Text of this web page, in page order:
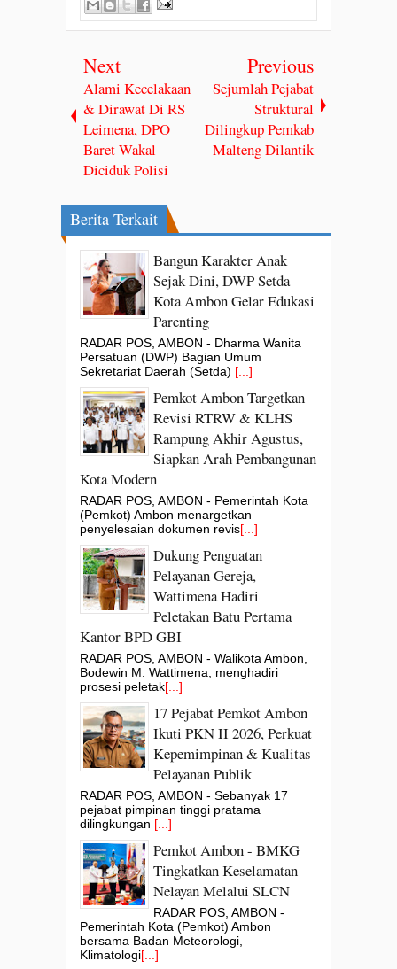
Next
Alami Kecelakaan
& Dirawat Di RS
Leimena, DPO
Baret Wakal
Diciduk Polisi
Previous
Sejumlah Pejabat
Struktural
Dilingkup Pemkab
Malteng Dilantik
Berita Terkait
Bangun Karakter Anak
Sejak Dini, DWP Setda
Kota Ambon Gelar Edukasi
Parenting
RADAR POS, AMBON - Dharma Wanita
Persatuan (DWP) Bagian Umum
Sekretariat Daerah (Setda) [...]
Pemkot Ambon Targetkan
Revisi RTRW & KLHS
Rampung Akhir Agustus,
Siapkan Arah Pembangunan
Kota Modern
RADAR POS, AMBON - Pemerintah Kota
(Pemkot) Ambon menargetkan
penyelesaian dokumen revis[...]
Dukung Penguatan
Pelayanan Gereja,
Wattimena Hadiri
Peletakan Batu Pertama
Kantor BPD GBI
RADAR POS, AMBON - Walikota Ambon,
Bodewin M. Wattimena, menghadiri
prosesi peletak[...]
17 Pejabat Pemkot Ambon
Ikuti PKN II 2026, Perkuat
Kepemimpinan & Kualitas
Pelayanan Publik
RADAR POS, AMBON - Sebanyak 17
pejabat pimpinan tinggi pratama
dilingkungan [...]
Pemkot Ambon - BMKG
Tingkatkan Keselamatan
Nelayan Melalui SLCN
RADAR POS, AMBON -
Pemerintah Kota (Pemkot) Ambon
bersama Badan Meteorologi,
Klimatologi[...]